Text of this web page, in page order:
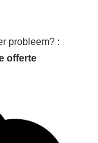
probleem? :
offerte